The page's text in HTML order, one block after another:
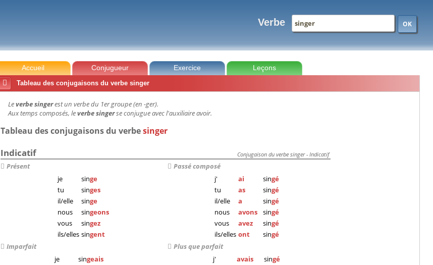
Verbe OK
Accueil Conjugueur Exercice
Leçons

Tableau des conjugaisons du verbe singer
Leverbe singerest un verbe du 1er groupe (en -ger).
Aux temps composés, leverbe singerse conjugue avec l'auxiliaire avoir.
Tableau des conjugaisons du verbesinger
Conjugaison du verbe singer - Indicatif
Indicatif
Présent
je
singe
tu
singes
il/elle
singe
nous
singeons
vous
singez
ils/elles singent
Passé composé
j'
ai singé
tu
as singé
il/elle
a singé
nous
avons singé
vous
avez singé
ils/elles ont singé
Imparfait
je
singeais
Plus que parfait
j'
avais singé